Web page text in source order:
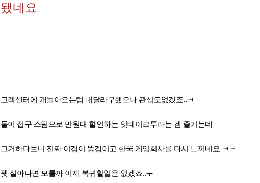
됐네요
고객센터에 개돌아오는템 내달라구했으나 관심도없겠죠..ㅋ
둘이 접구 스팀으로 만원대 할인하는 잇테이크투라는 겜 즐기는데
그거하다보니 진짜 이겜이 똥겜이고 한국 게임회사를 다시 느끼네요 ㅋㅋ
펫 살아나면 모를까 이제 복귀할일은 없겠죠..ㅜ